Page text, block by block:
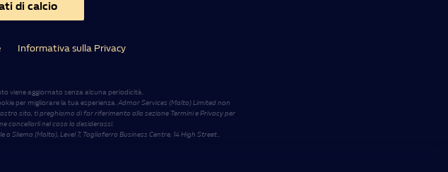
di calcio
Informativa sulla Privacy
viene aggiornato senza alcuna periodicità.
per migliorare la tua esperienza.Admar Services (Malta) Limited non
sito, ti preghiamo di far riferimento alla sezione Termini e Privacy per
cancellarli nel caso lo desiderassi.
Sliema (Malta), Level 7, Tagliaferro Business Centre, 14 High Street..